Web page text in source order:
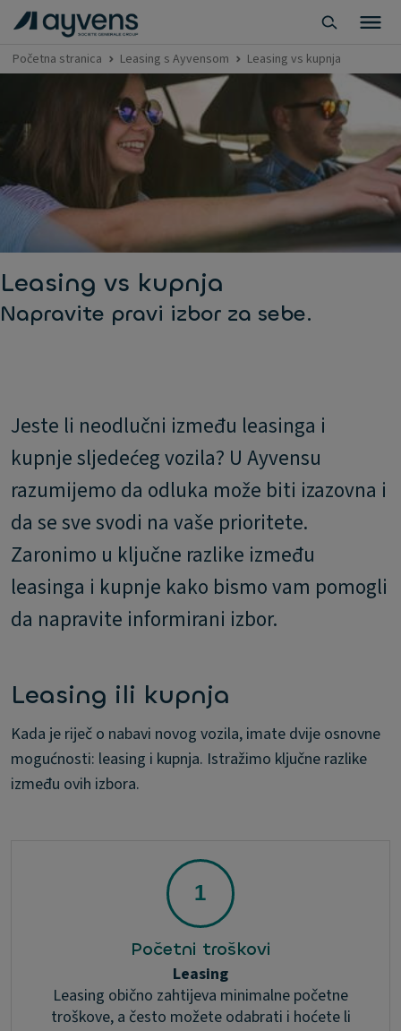
Početna stranica Leasing s Ayvensom Leasing vs kupnja
Leasing vs kupnja
Napravite pravi izbor za sebe.
Jeste li neodlučni između leasinga i
kupnje sljedećeg vozila? U Ayvensu
razumijemo da odluka može biti izazovna i
da se sve svodi na vaše prioritete.
Zaronimo u ključne razlike između
leasinga i kupnje kako bismo vam pomogli
da napravite informirani izbor.
Leasing ili kupnja
Kada je riječ o nabavi novog vozila, imate dvije osnovne
mogućnosti: leasing i kupnja. Istražimo ključne razlike
između ovih izbora.
Početni troškovi
Leasing
Leasing obično zahtijeva minimalne početne
troškove, a često možete odabrati i hoćete li